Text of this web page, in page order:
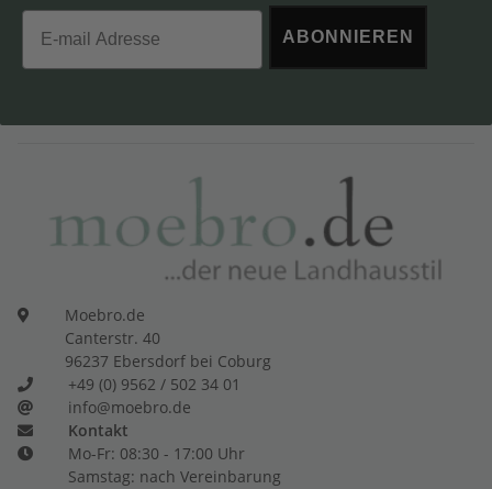
Email
ABONNIEREN
Moebro.de
Canterstr. 40
96237 Ebersdorf bei Coburg
+49 (0) 9562 / 502 34 01
info@moebro.de
Kontakt
Mo-Fr: 08:30 - 17:00 Uhr
Samstag: nach Vereinbarung